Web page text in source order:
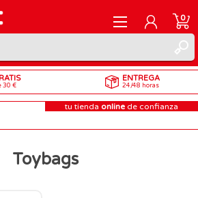
REGISTRARME
INICIAR SESIÓN
0
30 €
ENTREGA
24/48 horas
tu tienda online de confianza
Toybags